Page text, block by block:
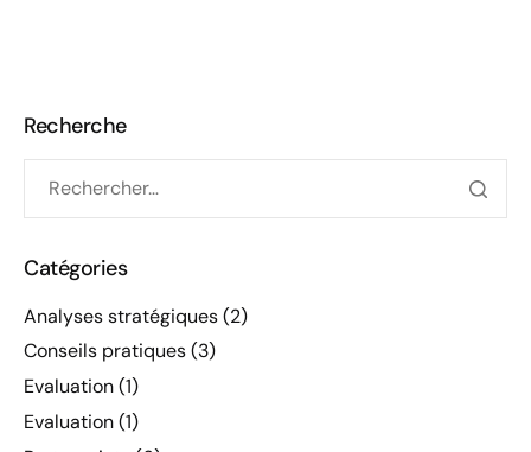
Recherche
Catégories
Analyses stratégiques(2)
Conseils pratiques(3)
Evaluation(1)
Evaluation(1)